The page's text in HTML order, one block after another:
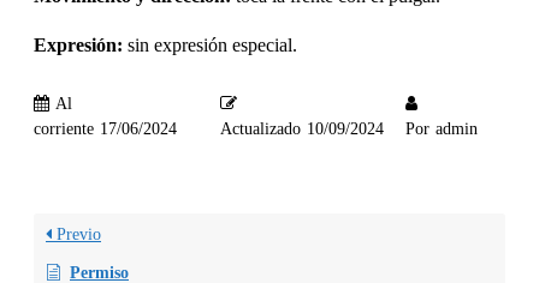
Expresión: sin expresión especial.
Al
corriente 17/06/2024 Actualizado 10/09/2024 Por admin
Previo
Permiso